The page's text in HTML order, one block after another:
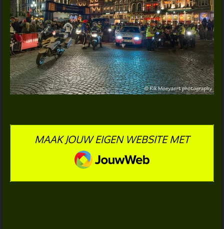
MAAK JOUW EIGEN WEBSITE MET
JOUWWEB